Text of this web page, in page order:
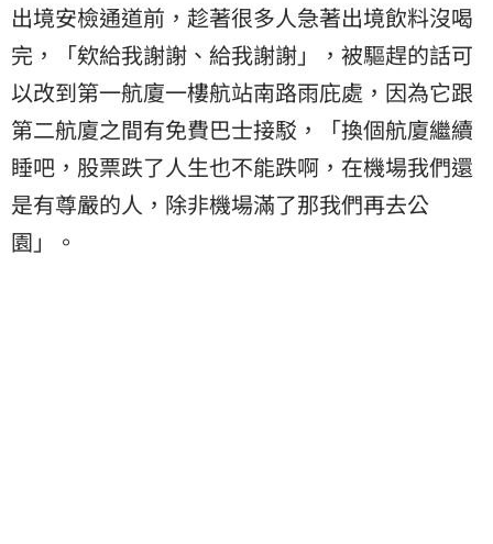
出境安檢通道前，趁著很多人急著出境飲料沒喝
完，「欸給我謝謝、給我謝謝」，被驅趕的話可
以改到第一航廈一樓航站南路雨庇處，因為它跟
第二航廈之間有免費巴士接駁，「換個航廈繼續
睡吧，股票跌了人生也不能跌啊，在機場我們還
是有尊嚴的人，除非機場滿了那我們再去公
園」。